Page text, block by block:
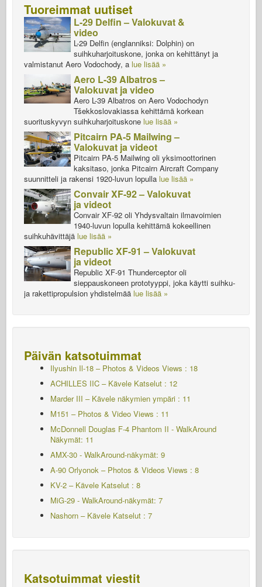
Tuoreimmat uutiset
L-29 Delfin – Valokuvat &
video
L-29 Delfin (englanniksi: Dolphin) on
suihkuharjoituskone, jonka on kehittänyt ja
valmistanut Aero Vodochody, a lue lisää »
Aero L-39 Albatros –
Valokuvat ja video
Aero L-39 Albatros on Aero Vodochodyn
Tšekkoslovakiassa kehittämä korkean
suorituskyvyn suihkuharjoituskone lue lisää »
Pitcairn PA-5 Mailwing –
Valokuvat ja videot
Pitcairn PA-5 Mailwing oli yksimoottorinen
kaksitaso, jonka Pitcairn Aircraft Company
suunnitteli ja rakensi 1920-luvun lopulla lue lisää »
Convair XF-92 – Valokuvat
ja videot
Convair XF-92 oli Yhdysvaltain ilmavoimien
1940-luvun lopulla kehittämä kokeellinen
suihkuhävittäjä lue lisää »
Republic XF-91 – Valokuvat
ja videot
Republic XF-91 Thunderceptor oli
sieppauskoneen prototyyppi, joka käytti suihku-
ja rakettipropulsion yhdistelmää lue lisää »
Päivän katsotuimmat
Ilyushin Il-18 – Photos & Videos Views : 18
ACHILLES IIC – Kävele Katselut : 12
Marder III – Kävele näkymien ympäri : 11
M151 – Photos & Video Views : 11
McDonnell Douglas F-4 Phantom II - WalkAround
Näkymät: 11
AMX-30 - WalkAround-näkymät: 9
A-90 Orlyonok – Photos & Videos Views : 8
KV-2 – Kävele Katselut : 8
MiG-29 - WalkAround-näkymät: 7
Nashorn – Kävele Katselut : 7
Katsotuimmat viestit